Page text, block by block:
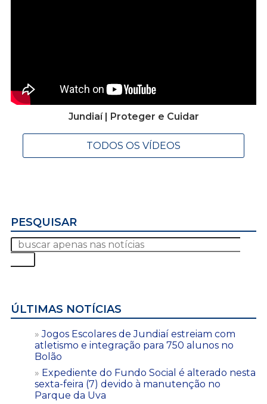
Jundiaí | Proteger e Cuidar
TODOS OS VÍDEOS
PESQUISAR
ÚLTIMAS NOTÍCIAS
Jogos Escolares de Jundiaí estreiam com
atletismo e integração para 750 alunos no
Bolão
Expediente do Fundo Social é alterado nesta
sexta-feira (7) devido à manutenção no
Parque da Uva